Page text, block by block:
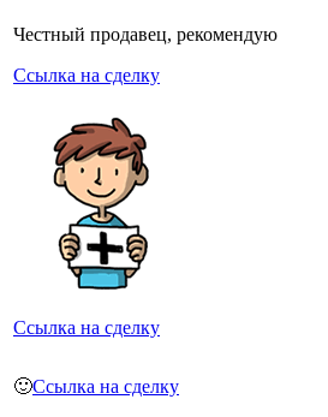
Честный продавец, рекомендую
Ссылка на сделку
Ссылка на сделку
🙂Ссылка на сделку